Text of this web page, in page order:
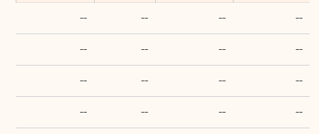
--
--
--
--
--
--
--
--
--
--
--
--
--
--
--
--